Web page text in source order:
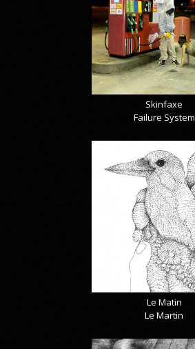
Skinfaxe
Failure System
Le Matin
Le Martin